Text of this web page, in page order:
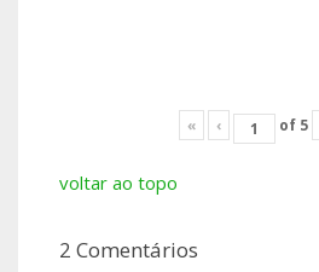
« ‹ of 5
voltar ao topo
2 Comentários